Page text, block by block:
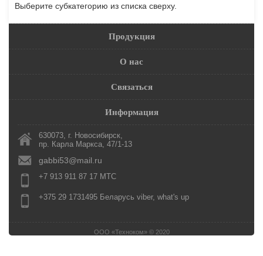
Выберите субкатегорию из списка сверху.
Продукция
О нас
Связаться
Информация
630073, г. Новосибирск,
пр. Карла Маркса, 47/1-13
gabbi53@mail.ru
+7 913 911 87 17 МТС
+375 29 1731495 Беларусь viber, what's up
ООО «Техноком» © 2020